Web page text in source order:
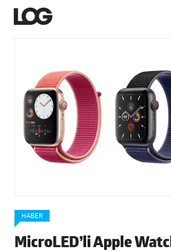
HABER
MicroLED’li Apple